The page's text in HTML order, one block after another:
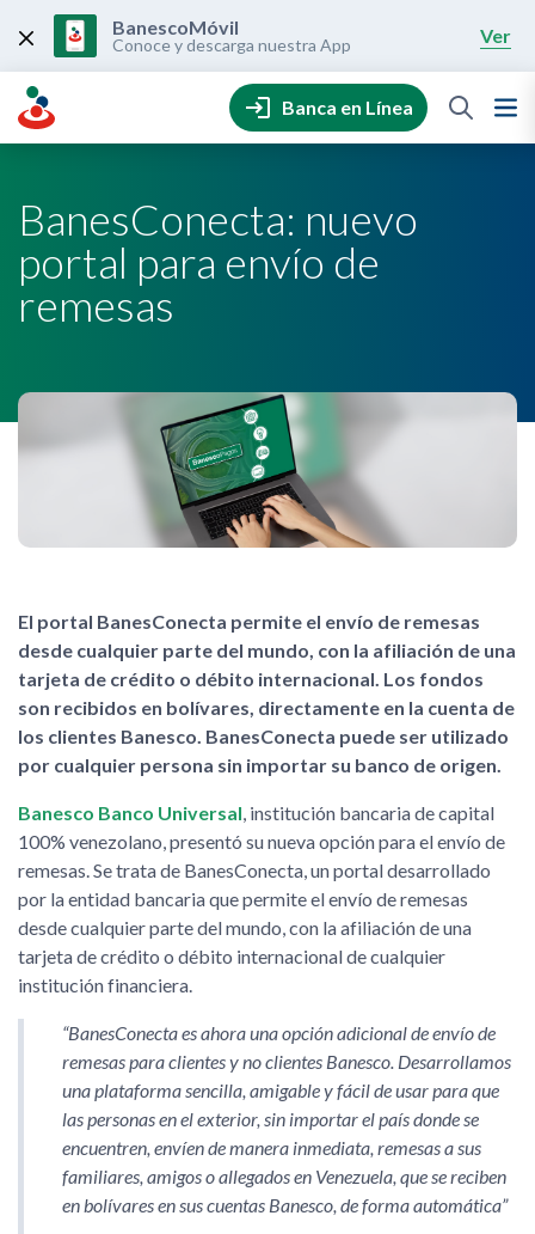
content
BanescoMóvil
Conoce y descarga nuestra App Ver
Banca en Línea
BanesConecta: nuevo
portal para envío de
remesas
El portal BanesConecta permite el envío de remesas
desde cualquier parte del mundo, con la afiliación de una
tarjeta de crédito o débito internacional. Los fondos
son recibidos en bolívares, directamente en la cuenta de
los clientes Banesco. BanesConecta puede ser utilizado
por cualquier persona sin importar su banco de origen.
Banesco Banco Universal , institución bancaria de capital
100% venezolano, presentó su nueva opción para el envío de
remesas. Se trata de BanesConecta, un portal desarrollado
por la entidad bancaria que permite el envío de remesas
desde cualquier parte del mundo, con la afiliación de una
tarjeta de crédito o débito internacional de cualquier
institución financiera.
BanesConecta es ahora una opción adicional de envío de
remesas para clientes y no clientes Banesco. Desarrollamos
una plataforma sencilla, amigable y fácil de usar para que
las personas en el exterior, sin importar el país donde se
encuentren, envíen de manera inmediata, remesas a sus
familiares, amigos o allegados en Venezuela, que se reciben
en bolívares en sus cuentas Banesco, de forma automática